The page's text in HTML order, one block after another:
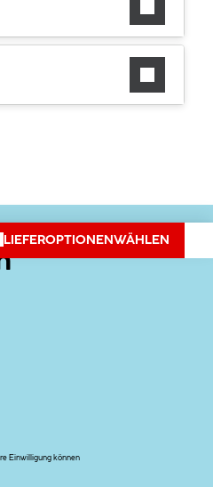
LIEFEROPTIONEN WÄHLEN
Einwilligung können